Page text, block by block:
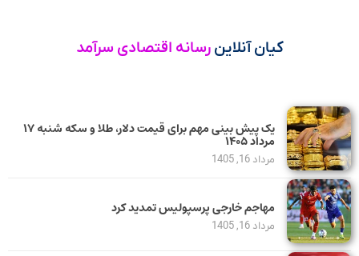
کیان آنلاین رسانه اقتصادی سرآمد
یک پیش ‌بینی مهم برای قیمت دلار، طلا و سکه شنبه ۱۷
مرداد ۱۴۰۵
مرداد 16, 1405
مهاجم خارجی پرسپولیس تمدید کرد
مرداد 16, 1405